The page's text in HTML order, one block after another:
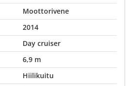
Moottorivene
2014
Day cruiser
6,9 m
Hiilikuitu